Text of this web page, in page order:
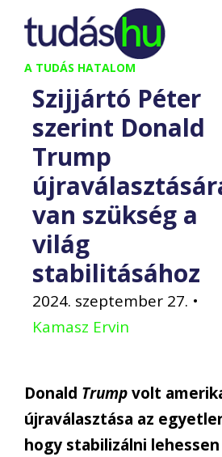
Kilépés
tartalomba
A TUDÁS HATALOM
Szijjártó Péter
szerint Donald
Trump
van szükség a
világ
stabilitásához
2024. szeptember 27. •
Kamasz Ervin
Donald Trumpvolt
újraválasztása az
hogy stabilizálni